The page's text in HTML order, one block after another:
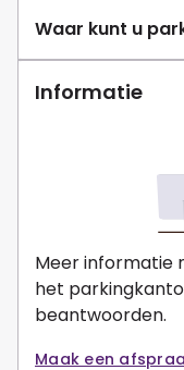
Waar kunt u
Informatie
Meer informatie
het
beantwoorden.
Maak een